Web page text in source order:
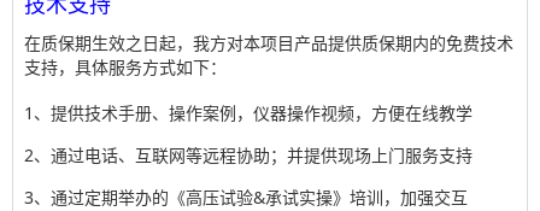
在质保期生效之日起，我方对本项目产品提供质保期内的免费技术
支持，具体服务方式如下：
1、提供技术手册、操作案例，仪器操作视频，方便在线教学
2、通过电话、互联网等远程协助；并提供现场上门服务支持
3、通过定期举办的《高压试验&承试实操》培训，加强交互